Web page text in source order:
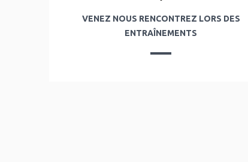
VENEZ NOUS RENCONTREZ LORS DES
ENTRAÎNEMENTS